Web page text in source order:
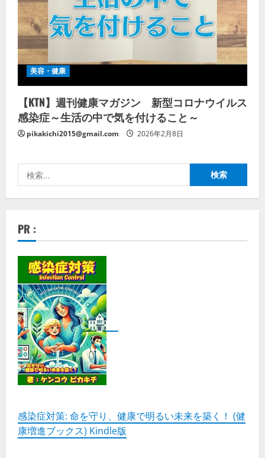
美容・健康
【KTN】週刊健康マガジン 新型コロナウイルス
感染症～生活の中で気を付けること～
pikakichi2015@gmail.com 2026年2月8日
索:
PR :
感染症対策: 命を守り、健康で明るい未来を築く！ (健
康増進ブックス) Kindle版